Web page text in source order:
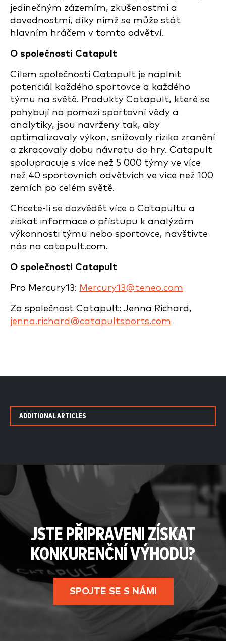
jedinečným zázemím, zkušenostmi a
dovednostmi, díky nimž se může stát
hlavním hráčem v tomto odvětví.
O společnosti Catapult
Cílem společnosti Catapult je naplnit
potenciál každého sportovce a každého
týmu na světě. Produkty Catapult, které se
pohybují na pomezí sportovní vědy a
analytiky, jsou navrženy tak, aby
optimalizovaly výkon, snižovaly riziko zranění
a zkracovaly dobu návratu do hry. Catapult
spolupracuje s více než 5 000 týmy ve více
než 40 sportovních odvětvích ve více než 100
zemích po celém světě.
Chcete-li se dozvědět více o Catapultu a
získat informace o přístupu k analýzám
výkonnosti týmu nebo sportovce, navštivte
nás na catapult.com.
O společnosti Catapult
Pro Mercury13: Mercury13@teneo.com
Za společnost Catapult: Jenna Richard,
jenna.richard@catapultsports.com
ADDITIONAL ARTICLES
JSTE PŘIPRAVENI ZÍSKAT
KONKURENČNÍ VÝHODU?
SPOJTE SE S NÁMI